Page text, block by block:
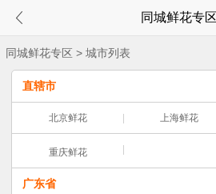
同城鲜花专区
同城鲜花专区 > 城市列表
直辖市
北京鲜花 上海鲜花
重庆鲜花
广东省